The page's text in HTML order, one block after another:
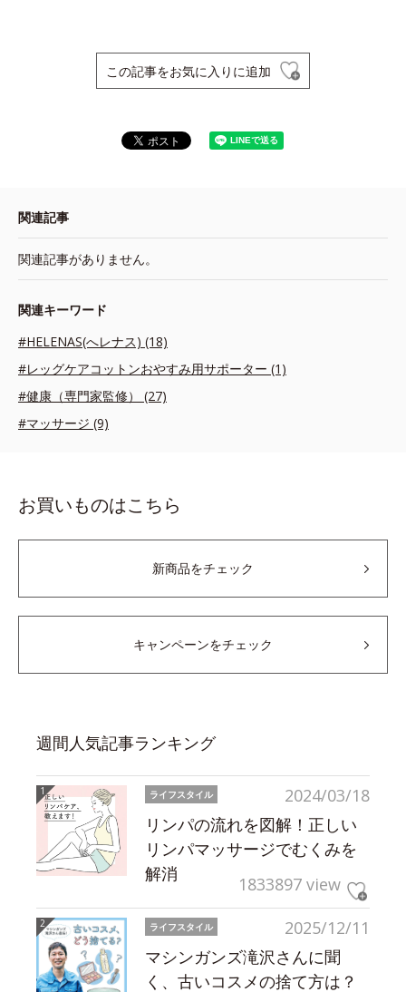
この記事をお気に入りに追加
関連記事
関連記事がありません。
関連キーワード
#HELENAS(へレナス) (18)
#レッグケアコットンおやすみ用サポーター (1)
#健康（専門家監修） (27)
#マッサージ (9)
お買いものはこちら
新商品をチェック
キャンペーンをチェック
週間人気記事ランキング
2024/03/18
ライフスタイル
リンパの流れを図解！正しい
リンパマッサージでむくみを
解消
1833897 view
2025/12/11
ライフスタイル
マシンガンズ滝沢さんに聞
く、古いコスメの捨て方は？